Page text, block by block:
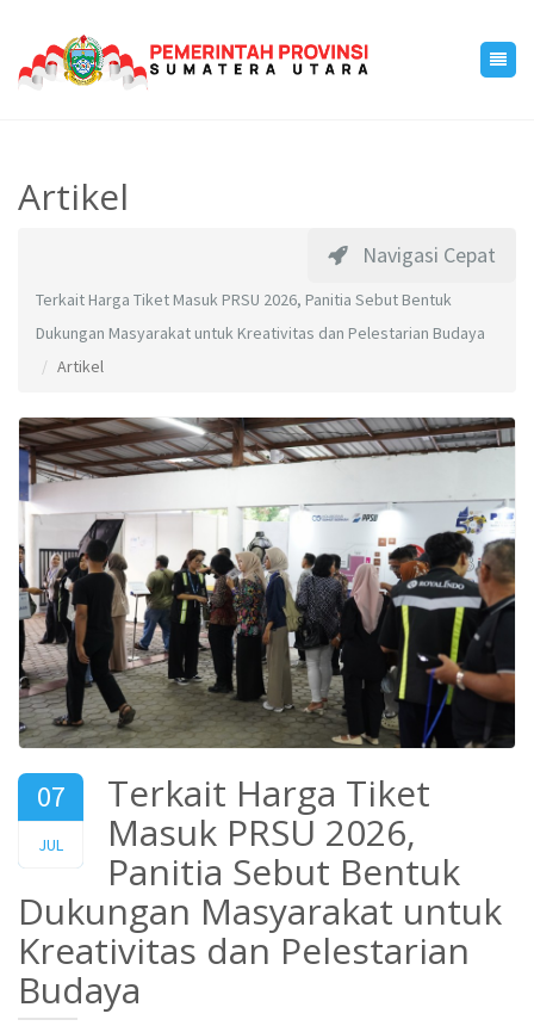
Artikel
Navigasi Cepat
Terkait Harga Tiket Masuk PRSU 2026, Panitia Sebut Bentuk
Dukungan Masyarakat untuk Kreativitas dan Pelestarian Budaya
Artikel
07
JUL
2026
Terkait Harga Tiket
Masuk PRSU 2026,
Panitia Sebut Bentuk
Dukungan Masyarakat untuk
Kreativitas dan Pelestarian
Budaya